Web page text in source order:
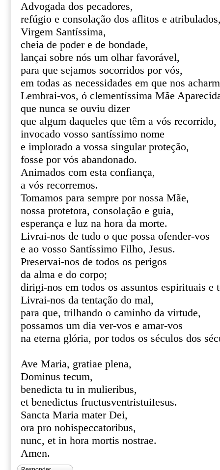
Advogada dos pecadores,
refúgio e consolação dos aflitos e
Virgem Santíssima,
cheia de poder e de bondade,
lançai sobre nós um olhar favorável,
para que sejamos socorridos por vós,
em todas as necessidades em que nos
Lembrai-vos, ó clementíssima Mãe
que nunca se ouviu dizer
que algum daqueles que têm a vós recorrido,
invocado vosso santíssimo nome
e implorado a vossa singular proteção,
fosse por vós abandonado.
Animados com esta confiança,
a vós recorremos.
Tomamos para sempre por nossa Mãe,
nossa protetora, consolação e guia,
esperança e luz na hora da morte.
Livrai-nos de tudo o que possa ofender-vos
e ao vosso Santíssimo Filho, Jesus.
Preservai-nos de todos os perigos
da alma e do corpo;
dirigi-nos em todos os assuntos espirituais e
Livrai-nos da tentação do mal,
para que, trilhando o caminho da virtude,
possamos um dia ver-vos e amar-vos
na eterna glória, por todos os séculos dos
Ave Maria, gratiae plena,
Dominus tecum,
benedicta tu in mulieribus,
et benedictus fructusventristuiIesus.
Sancta Maria mater Dei,
ora pro nobispeccatoribus,
nunc, et in hora mortis nostrae.
Amen.